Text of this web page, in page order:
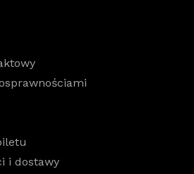
i dostawy